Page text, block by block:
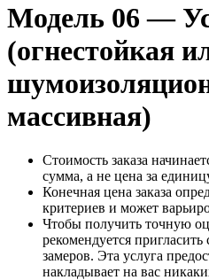
Модель 06 —
(огнестойкая
массивная)
Стоимость заказа
сумма, а не цена за
Конечная цена заказа
критериев и может
Чтобы получить точную
рекомендуется
замеров. Эта услуга
накладывает на вас